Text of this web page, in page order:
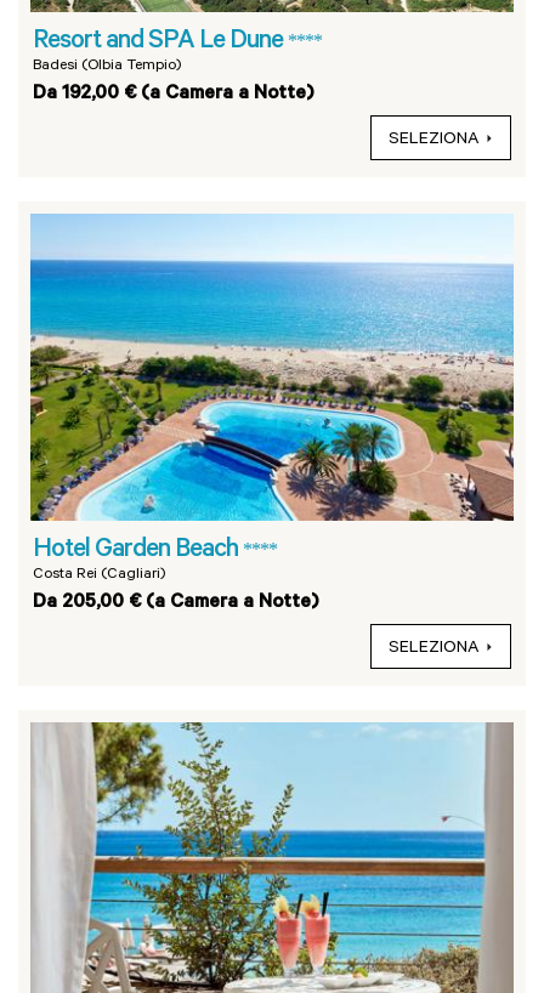
Resort and SPA Le Dune ****
Badesi (Olbia Tempio)
Da 192,00 € (a Camera a Notte)
SELEZIONA
Hotel Garden Beach ****
Costa Rei (Cagliari)
Da 205,00 € (a Camera a Notte)
SELEZIONA